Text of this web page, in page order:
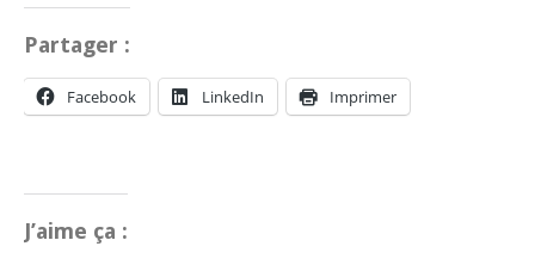
Partager :
Facebook LinkedIn Imprimer
J’aime ça :